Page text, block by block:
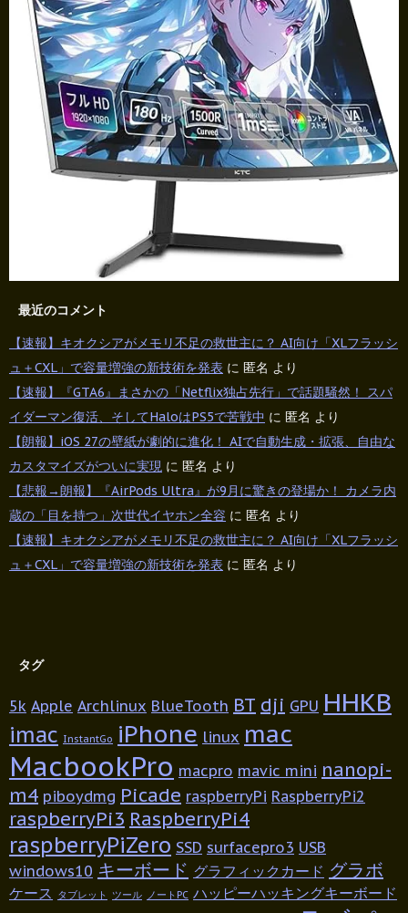
最近のコメント
【速報】キオクシアがメモリ不足の救世主に？ AI向け「XLフラッシ
ュ＋CXL」で容量増強の新技術を発表 に 匿名 より
【速報】『GTA6』まさかの「Netflix独占先行」で話題騒然！ スパ
イダーマン復活、そしてHaloはPS5で苦戦中 に 匿名 より
【朗報】iOS 27の壁紙が劇的に進化！ AIで自動生成・拡張、自由な
カスタマイズがついに実現 に 匿名 より
【悲報→朗報】『AirPods Ultra』が9月に驚きの登場か！ カメラ内
蔵の「目を持つ」次世代イヤホン全容 に 匿名 より
【速報】キオクシアがメモリ不足の救世主に？ AI向け「XLフラッシ
ュ＋CXL」で容量増強の新技術を発表 に 匿名 より
タグ
5k Apple Archlinux BlueTooth BT dji GPU HHKB
imac InstantGo iPhone linux mac
MacbookPro macpro mavic mini nanopi-
m4 piboydmg Picade raspberryPi RaspberryPi2
raspberryPi3 RaspberryPi4
raspberryPiZero SSD surfacepro3 USB
windows10 キーボード グラフィックカード グラボ
ケース タブレット ツール ノートPC ハッピーハッキングキーボード